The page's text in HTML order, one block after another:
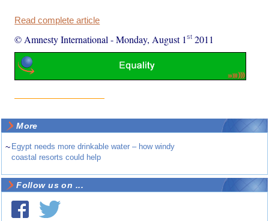
Read complete article
© Amnesty International -Monday, August 1st 2011
More
~ Egypt needs more drinkable water – how windy
coastal resorts could help
Follow us on ...